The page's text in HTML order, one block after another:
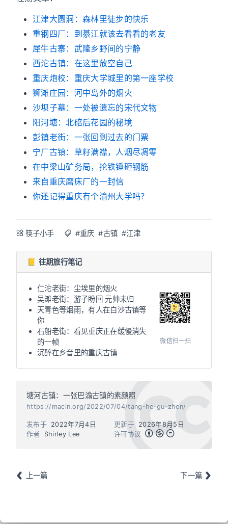
江津大圆洞：森林里徒步的快乐
重钢四厂：到綦江就该去看看的老友
犀牛古寨：武隆乡野间的宁静
西沱古镇：在这里放空自己
重庆炮校：重庆大学城里的第一座学校
狮滩庄园：河中岛外的烟火
沙坝子墓：一处被遗忘的宋代文物
阳河塘：北碚后花园的秘境
彭镇老街：一张回到过去的门票
宁厂古镇：草籽满襟，人烟尽凋零
在中梁山矿务局，抡铁锤砸钢筋
来自重庆磨床厂的一封信
你还记得重庆有个渝州大学吗？
筷子小手 #重庆 #古镇 #江津
📒 往期旅行笔记
仁沱老街：尘埃里的烟火
吴滩老街：游子盼回 元帅未归
天青色等烟雨，有人在白沙古镇等
你
石船老街：看见重庆正在缓慢消失
的一帧
沉醉在乡音里的重庆古镇
微信扫一扫
塘河古镇：一张巴渝古镇的素颜照
https://macin.org/2022/07/04/tang-he-gu-zhen/
作者 Shirley Lee
发布于 2022年7月4日 更新于
2026年8月5日
许可协议
上一篇 下一篇